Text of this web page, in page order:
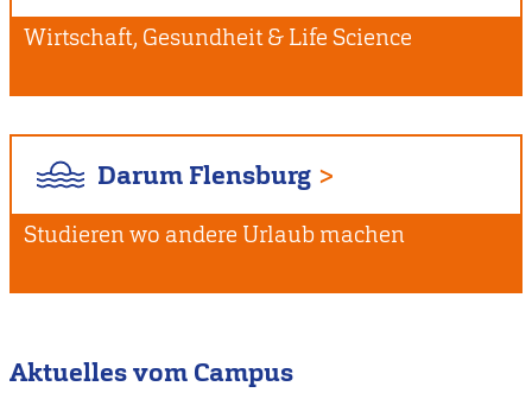
Wirtschaft, Gesundheit & Life Science
Darum Flensburg
Studieren wo andere Urlaub machen
Aktuelles vom Campus